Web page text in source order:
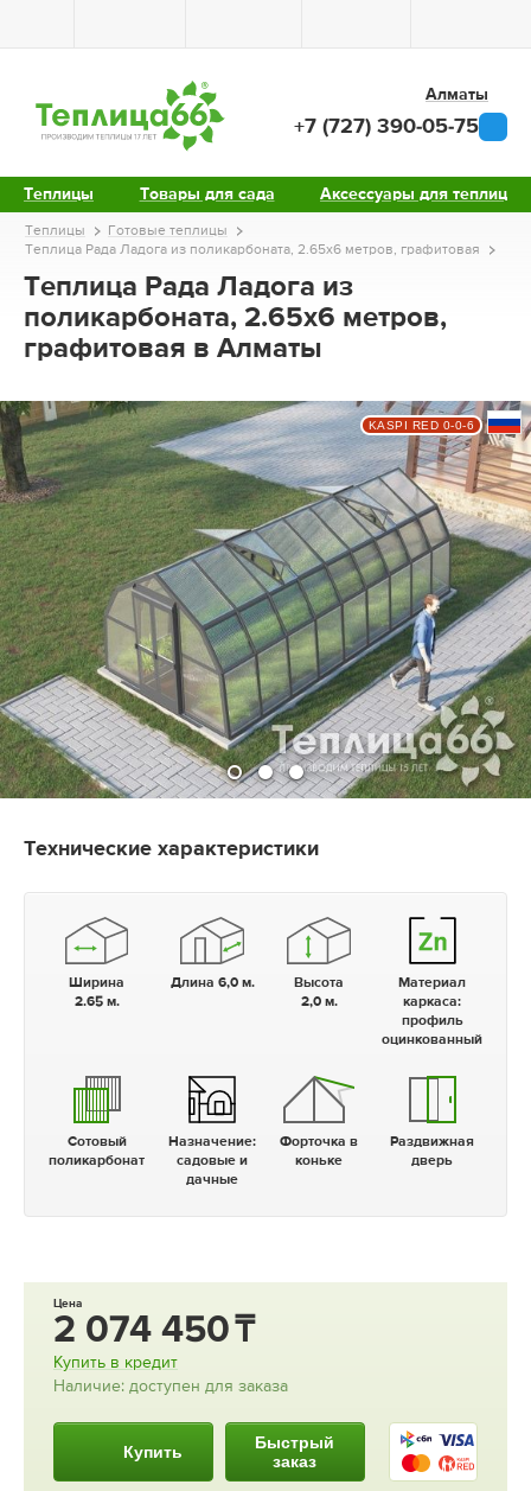
Теплицы Товары для сада Аксессуары для теплиц
Алматы
+7 (727) 390-05-75
Теплицы
Готовые теплицы
Теплица Рада Ладога из поликарбоната, 2.65х6 метров, графитовая
Теплица Рада Ладога из
поликарбоната, 2.65х6 метров,
графитовая в Алматы
KASPI RED 0-0-6
Технические характеристики
Ширина
2.65 м.
Длина 6,0 м.
Высота
2,0 м.
Материал
каркаса:
профиль
оцинкованный
Сотовый
поликарбонат
Назначение:
садовые и
дачные
Форточка в
коньке
Раздвижная
дверь
Цена
2 074 450
Купить в кредит
Наличие: доступен для заказа
Купить
Быстрый
заказ